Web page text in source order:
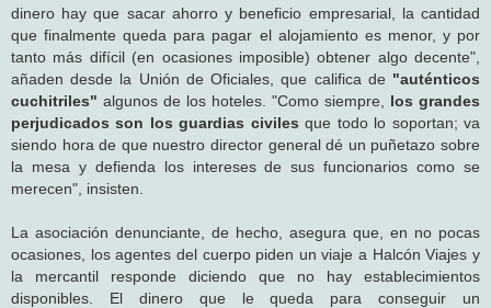
dinero hay que sacar ahorro y beneficio empresarial, la cantidad
que finalmente queda para pagar el alojamiento es menor, y por
tanto más difícil (en ocasiones imposible) obtener algo decente",
añaden desde la Unión de Oficiales, que califica de "auténticos
cuchitriles" algunos de los hoteles. "Como siempre, los grandes
perjudicados son los guardias civilesque todo lo soportan; va
siendo hora de que nuestro director general dé un puñetazo sobre
la mesa y defienda los intereses de sus funcionarios como se
merecen", insisten.
La asociación denunciante, de hecho, asegura que, en no pocas
ocasiones, los agentes del cuerpo piden un viaje a Halcón Viajes y
la mercantil responde diciendo que no hay establecimientos
disponibles. El dinero que le queda para conseguir un